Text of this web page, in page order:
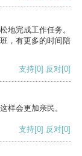
地完成工作任务。
，有更多的时间陪
支持[0] 反对[0]
样会更加亲民。
支持[0] 反对[0]